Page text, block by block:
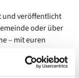
und veröffentlicht
oder über
– mit euren
im Jugendraum